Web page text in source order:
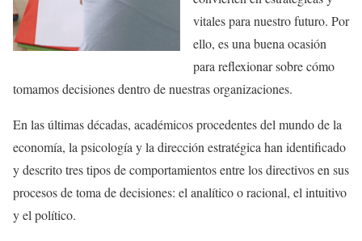
vitales para nuestro futuro. Por
ello, es una buena ocasión
para reflexionar sobre cómo
tomamos decisiones dentro de nuestras organizaciones.
En las últimas décadas, académicos procedentes del mundo de la
economía, la psicología y la dirección estratégica han identificado
y descrito tres tipos de comportamientos entre los directivos en sus
procesos de toma de decisiones: el analítico o racional, el intuitivo
y el político.